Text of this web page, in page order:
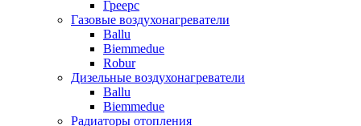
Греерс
Газовые воздухонагреватели
Ballu
Biemmedue
Robur
Дизельные воздухонагреватели
Ballu
Biemmedue
Радиаторы отопления